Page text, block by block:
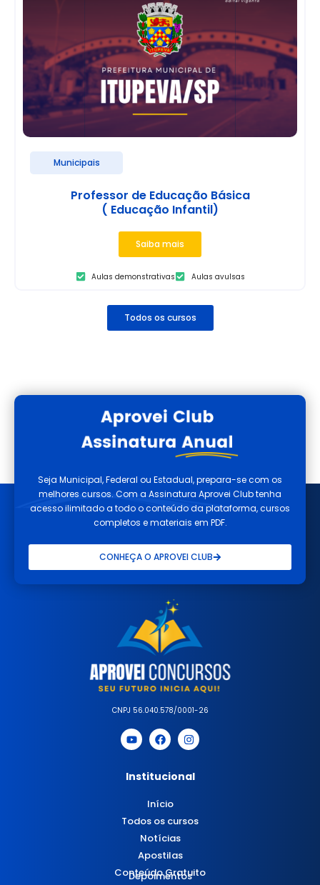
Municipais
Professor de Educação Básica
( Educação Infantil)
Saiba mais
Aulas demonstrativas Aulas avulsas
Todos os cursos
Seja Municipal, Federal ou Estadual, prepara-se com os
melhores cursos. Com a Assinatura Aprovei Club tenha
acesso ilimitado a todo o conteúdo da plataforma, cursos
completos e materiais em PDF.
CONHEÇA O APROVEI CLUB
CNPJ 56.040.578/0001-26
Institucional
Início
Todos os cursos
Notícias
Apostilas
Conteúdo Gratuito
Depoimentos